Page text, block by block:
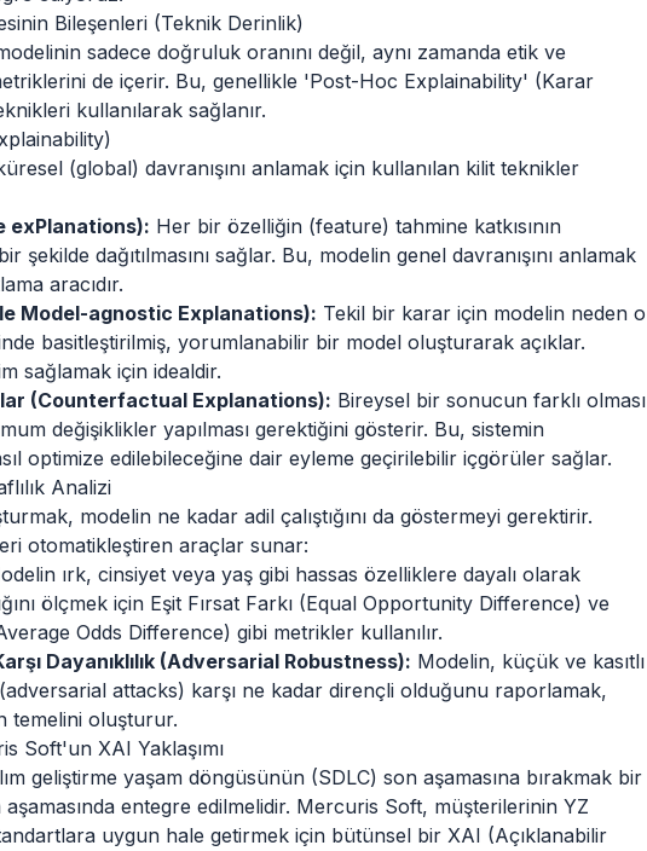
Bileşenleri (Teknik Derinlik)
sadece doğruluk oranını değil, aynı zamanda etik ve
de içerir. Bu, genellikle 'Post-Hoc Explainability' (Karar
kullanılarak sağlanır.
(global) davranışını anlamak için kullanılan kilit teknikler
exPlanations): Her bir özelliğin (feature) tahmine katkısının
şekilde dağıtılmasını sağlar. Bu, modelin genel davranışını anlamak
aracıdır.
Model-agnostic Explanations): Tekil bir karar için modelin neden o
basitleştirilmiş, yorumlanabilir bir model oluşturarak açıklar.
sağlamak için idealdir.
(Counterfactual Explanations): Bireysel bir sonucun farklı olması
değişiklikler yapılması gerektiğini gösterir. Bu, sistemin
optimize edilebileceğine dair eyleme geçirilebilir içgörüler sağlar.
Analizi
modelin ne kadar adil çalıştığını da göstermeyi gerektirir.
otomatikleştiren araçlar sunar:
ırk, cinsiyet veya yaş gibi hassas özelliklere dayalı olarak
ölçmek için Eşit Fırsat Farkı (Equal Opportunity Difference) ve
Odds Difference) gibi metrikler kullanılır.
Dayanıklılık (Adversarial Robustness): Modelin, küçük ve kasıtlı
attacks) karşı ne kadar dirençli olduğunu raporlamak,
temelini oluşturur.
Soft'un XAI Yaklaşımı
geliştirme yaşam döngüsünün (SDLC) son aşamasına bırakmak bir
aşamasında entegre edilmelidir. Mercuris Soft, müşterilerinin YZ
uygun hale getirmek için bütünsel bir XAI (Açıklanabilir